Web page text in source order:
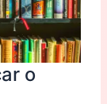
o